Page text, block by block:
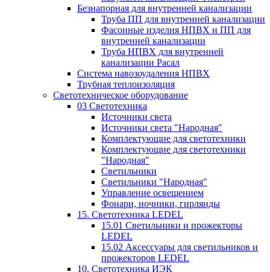
Безнапорная для внутренней канализации
Труба ПП для внутренней канализации
Фасонные изделия НПВХ и ПП для
внутренней канализации
Труба НПВХ для внутренней
канализации Расал
Система навозоудаления НПВХ
Трубная теплоизоляция
Светотехническое оборудование
03 Светотехника
Источники света
Источники света "Народная"
Комплектующие для светотехники
Комплектующие для светотехники
"Народная"
Светильники
Светильники "Народная"
Управление освещением
Фонари, ночники, гирлянды
15. Светотехника LEDEL
15.01 Светильники и прожекторы
LEDEL
15.02 Аксессуары для светильников и
прожекторов LEDEL
10. Светотехника ИЭК